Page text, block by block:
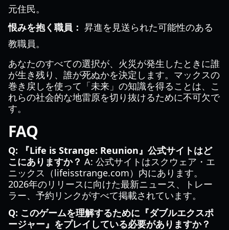
元住民。
恨みを抱く職員： 昇進を見送られた可能性のある
教職員。
あなたのすべての選択が、火災が発生したときに誰
が生き残り、誰が死ぬかを決定します。マックスの
巻き戻しを使って「未来」の知識を得ることは、こ
れらの社会的な地雷原を切り抜けるために不可欠で
す。
FAQ
Q: 『Life is Strange: Reunion』公式サイトはど
こにありますか？ A: 公式サイトはスクウェア・エ
ニックス（lifeisstrange.com）内にあります。
2026年のリリースに向けた最新ニュース、トレー
ラー、予約リンクがすべて掲載されています。
Q: このゲームを理解するために『ダブルエクスポ
ージャー』をプレイしている必要がありますか？